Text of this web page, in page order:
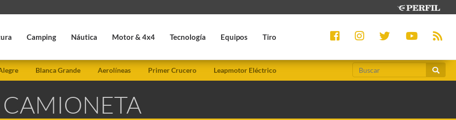
Camping Náutica Motor & 4x4 Tecnología Equipos Tiro
Blanca Grande Aerolíneas Primer Crucero Leapmotor Eléctrico